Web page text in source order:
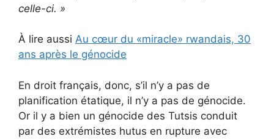
celle-ci. »
À lire aussi Au cœur du «miracle» rwandais, 30
ans après le génocide
En droit français, donc, s’il n’y a pas de
planification étatique, il n’y a pas de génocide.
Or il y a bien un génocide des Tutsis conduit
par des extrémistes hutus en rupture avec